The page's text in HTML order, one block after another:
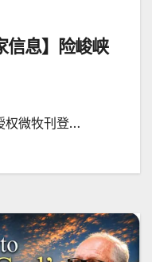
信息】险峻峡
权微牧刊登…